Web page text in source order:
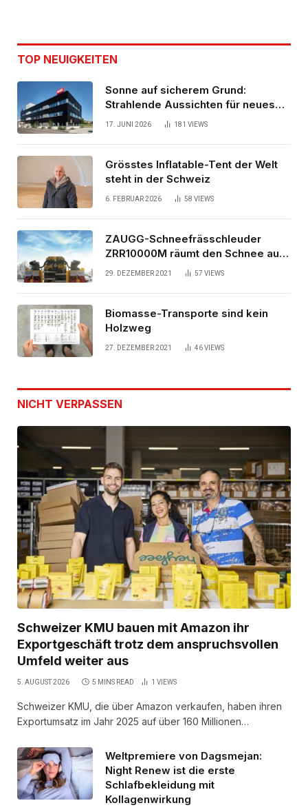
TOP NEUIGKEITEN
Sonne auf sicherem Grund:
Strahlende Aussichten für neues
Bürogebäude
17. JUNI 2026 181 VIEWS
Grösstes Inflatable-Tent der Welt
steht in der Schweiz
6. FEBRUAR 2026 58 VIEWS
ZAUGG-Schneefrässchleuder
ZRR10000M räumt den Schnee auf
schwedischen Gleisen
29. DEZEMBER 2021 57 VIEWS
Biomasse-Transporte sind kein
Holzweg
27. DEZEMBER 2021 46VIEWS
NICHT VERPASSEN
Schweizer KMU bauen mit Amazon ihr
Exportgeschäft trotz dem anspruchsvollen
Umfeld weiter aus
5. AUGUST 2026 5 MINS READ 1 VIEWS
Schweizer KMU, die über Amazon verkaufen, haben ihren
Exportumsatz im Jahr 2025 auf über 160 Millionen…
Weltpremiere von Dagsmejan:
Night Renew ist die erste
Schlafbekleidung mit
Kollagenwirkung